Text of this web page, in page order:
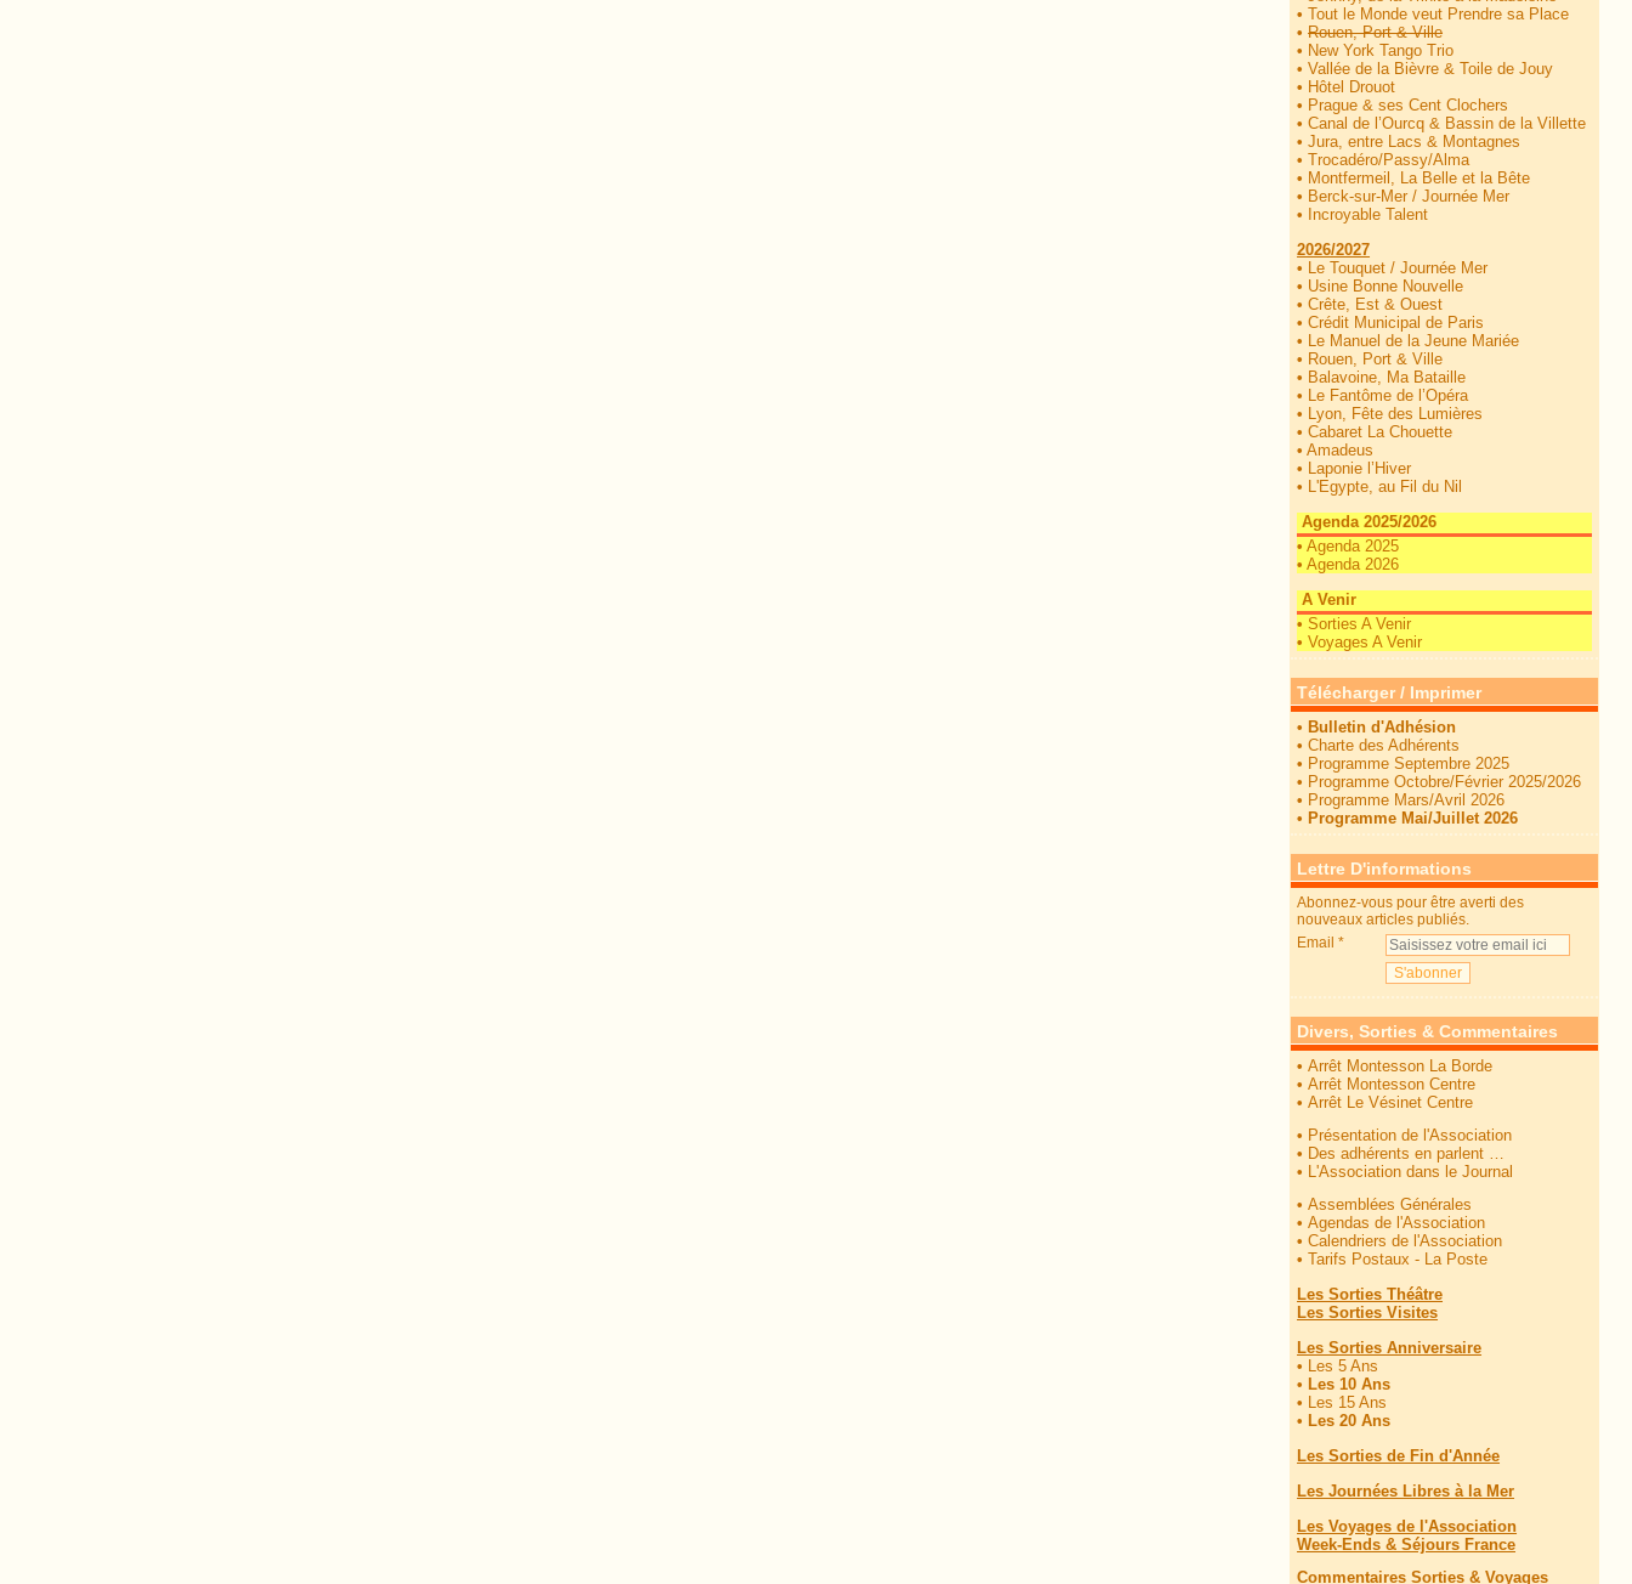
• Tout le Monde veut Prendre sa Place
• Rouen, Port & Ville
• New York Tango Trio
• Vallée de la Bièvre & Toile de Jouy
• Hôtel Drouot
• Prague & ses Cent Clochers
• Canal de l’Ourcq & Bassin de la Villette
• Jura, entre Lacs & Montagnes
• Trocadéro/Passy/Alma
• Montfermeil, La Belle et la Bête
• Berck-sur-Mer / Journée Mer
•
Incroyable Talent
2026/2027
• Le Touquet / Journée Mer
• Usine Bonne Nouvelle
• Crête, Est & Ouest
• Crédit Municipal de Paris
• Le Manuel de la Jeune Mariée
• Rouen, Port & Ville
• Balavoine, Ma Bataille
• Le Fantôme de l’Opéra
• Lyon, Fête des Lumières
• Cabaret La Chouette
• Amadeus
• Laponie l’Hiver
• L'Egypte, au Fil du Nil
Agenda 2025/2026
• Agenda 2025
• Agenda 2026
A Venir
• Sorties A Venir
• Voyages A Venir
Télécharger / Imprimer
• Bulletin d'Adhésion
• Charte des Adhérents
• Programme Septembre 2025
• Programme Octobre/Février 2025/2026
• Programme Mars/Avril 2026
• Programme Mai/Juillet 2026
Lettre D'informations
Abonnez-vous pour être averti des
nouveaux articles publiés.
Email
Divers, Sorties & Commentaires
• Arrêt Montesson La Borde
• Arrêt Montesson Centre
• Arrêt Le Vésinet Centre
• Présentation de l'Association
• Des adhérents en parlent …
• L'Association dans le Journal
• Assemblées Générales
• Agendas de l'Association
• Calendriers de l'Association
• Tarifs Postaux - La Poste
Les Sorties Théâtre
Les Sorties Visites
Les Sorties Anniversaire
• Les 5 Ans
• Les 10 Ans
• Les 15 Ans
• Les 20 Ans
Les Sorties de Fin d'Année
Les Journées Libres à la Mer
Les Voyages de l'Association
Week-Ends & Séjours France
Commentaires Sorties & Voyages